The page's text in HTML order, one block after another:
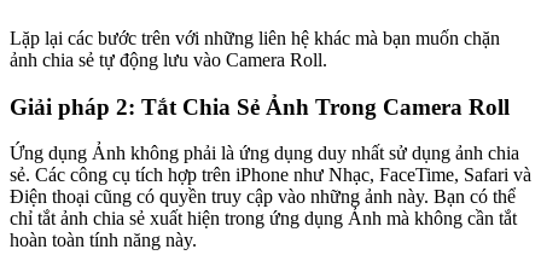
Lặp lại các bước trên với những liên hệ khác mà bạn muốn chặn
ảnh chia sẻ tự động lưu vào Camera Roll.
Giải pháp 2: Tắt Chia Sẻ Ảnh Trong Camera Roll
Ứng dụng Ảnh không phải là ứng dụng duy nhất sử dụng ảnh chia
sẻ. Các công cụ tích hợp trên iPhone như Nhạc, FaceTime, Safari và
Điện thoại cũng có quyền truy cập vào những ảnh này. Bạn có thể
chỉ tắt ảnh chia sẻ xuất hiện trong ứng dụng Ảnh mà không cần tắt
hoàn toàn tính năng này.